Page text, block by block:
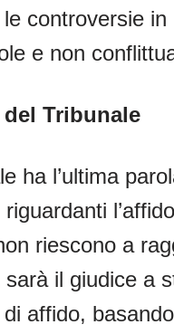
controversie in
e non
Tribunale
ha l’ultima
riescono a
sarà il giudice a
affido,